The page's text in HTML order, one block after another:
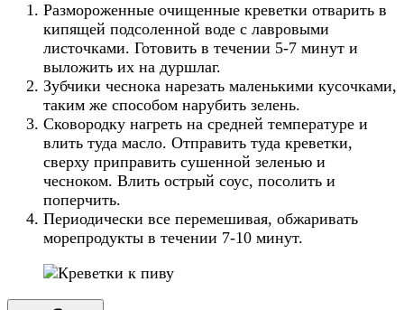
Размороженные очищенные креветки отварить в
кипящей подсоленной воде с лавровыми
листочками. Готовить в течении 5-7 минут и
выложить их на дуршлаг.
Зубчики чеснока нарезать маленькими кусочками,
таким же способом нарубить зелень.
Сковородку нагреть на средней температуре и
влить туда масло. Отправить туда креветки,
сверху приправить сушенной зеленью и
чесноком. Влить острый соус, посолить и
поперчить.
Периодически все перемешивая, обжаривать
морепродукты в течении 7-10 минут.